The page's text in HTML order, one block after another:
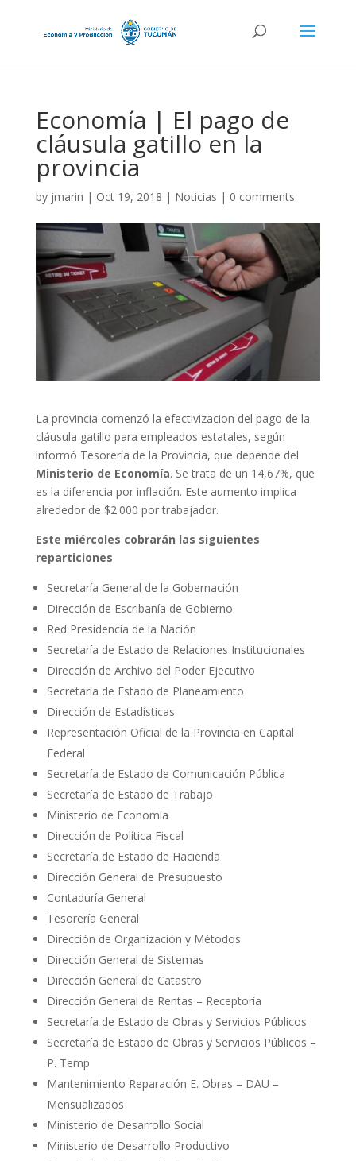
Economía | El pago de
cláusula gatillo en la
provincia
by jmarin | Oct 19, 2018 | Noticias | 0 comments
La provincia comenzó la efectivizacion del pago de la
cláusula gatillo para empleados estatales, según
informó Tesorería de la Provincia, que depende del
Ministerio de Economía. Se trata de un 14,67%, que
es la diferencia por inflación. Este aumento implica
alrededor de $2.000 por trabajador.
Este miércoles cobrarán las siguientes
reparticiones
Secretaría General de la Gobernación
Dirección de Escribanía de Gobierno
Red Presidencia de la Nación
Secretaría de Estado de Relaciones Institucionales
Dirección de Archivo del Poder Ejecutivo
Secretaría de Estado de Planeamiento
Dirección de Estadísticas
Representación Oficial de la Provincia en Capital
Federal
Secretaría de Estado de Comunicación Pública
Secretaría de Estado de Trabajo
Ministerio de Economía
Dirección de Política Fiscal
Secretaría de Estado de Hacienda
Dirección General de Presupuesto
Contaduría General
Tesorería General
Dirección de Organización y Métodos
Dirección General de Sistemas
Dirección General de Catastro
Dirección General de Rentas – Receptoría
Secretaría de Estado de Obras y Servicios Públicos
Secretaría de Estado de Obras y Servicios Públicos –
P. Temp
Mantenimiento Reparación E. Obras – DAU –
Mensualizados
Ministerio de Desarrollo Social
Ministerio de Desarrollo Productivo